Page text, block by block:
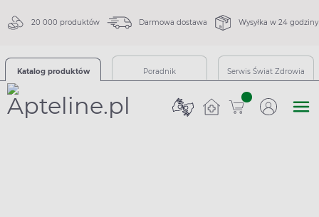
20 000 produktów Darmowa dostawa Wysyłka w 24 godziny
Katalog produktów Poradnik Serwis Świat Zdrowia
sztuk